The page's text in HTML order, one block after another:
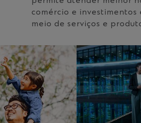
comércio e
meio de serviços e